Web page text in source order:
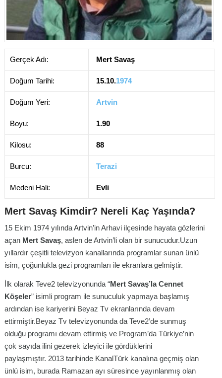
Gerçek Adı: Mert Savaş
Doğum Tarihi: 15.10.1974
Doğum Yeri: Artvin
Boyu: 1.90
Kilosu: 88
Burcu: Terazi
Medeni Hali: Evli
Mert Savaş Kimdir? Nereli Kaç Yaşında?
15 Ekim 1974 yılında Artvin’in Arhavi ilçesinde hayata gözlerini
açan Mert Savaş, aslen de Artvin’li olan bir sunucudur.Uzun
yıllardır çeşitli televizyon kanallarında programlar sunan ünlü
isim, çoğunlukla gezi programları ile ekranlara gelmiştir.
İlk olarak Teve2 televizyonunda “Mert Savaş’la Cennet
Köşeler” isimli program ile sunuculuk yapmaya başlamış
ardından ise kariyerini Beyaz Tv ekranlarında devam
ettirmiştir.Beyaz Tv televizyonunda da Teve2’de sunmuş
olduğu programı devam ettirmiş ve Program’da Türkiye’nin
çok sayıda ilini gezerek izleyici ile gördüklerini
paylaşmıştır. 2013 tarihinde KanalTürk kanalına geçmiş olan
ünlü isim, burada Ramazan ayı süresince yayınlanmış olan